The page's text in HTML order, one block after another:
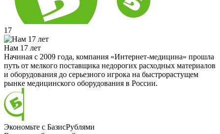
17
Нам 17 лет
Начиная с 2009 года, компания «Интернет-медицина» прошла
путь от мелкого поставщика недорогих расходных материалов
и оборудования до серьезного игрока на быстрорастущем
рынке медицинского оборудования в России.
Экономьте с БазисРублями